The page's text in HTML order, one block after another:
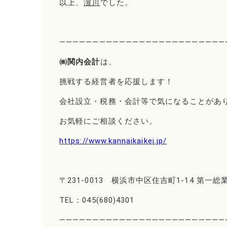
以上、濵川 でした。
㈱関内会計は、
挑戦する経営者を応援します！
会社設立・税務・会計等で気になることがあ
お気軽にご相談ください。
https://www.kannaikaikei.jp/
〒231-0013 横浜市中区住吉町1-14 第一総
TEL：045(680)4301